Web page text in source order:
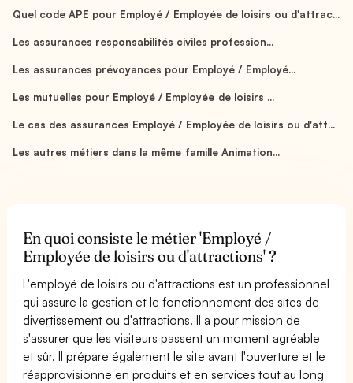
Quel code APE pour Employé / Employée de loisirs ou d'attrac...
Les assurances responsabilités civiles profession...
Les assurances prévoyances pour Employé / Employé...
Les mutuelles pour Employé / Employée de loisirs ...
Le cas des assurances Employé / Employée de loisirs ou d'att...
Les autres métiers dans la même famille Animation...
En quoi consiste le métier 'Employé /
Employée de loisirs ou d'attractions' ?
L'employé de loisirs ou d'attractions est un professionnel
qui assure la gestion et le fonctionnement des sites de
divertissement ou d'attractions. Il a pour mission de
s'assurer que les visiteurs passent un moment agréable
et sûr. Il prépare également le site avant l'ouverture et le
réapprovisionne en produits et en services tout au long